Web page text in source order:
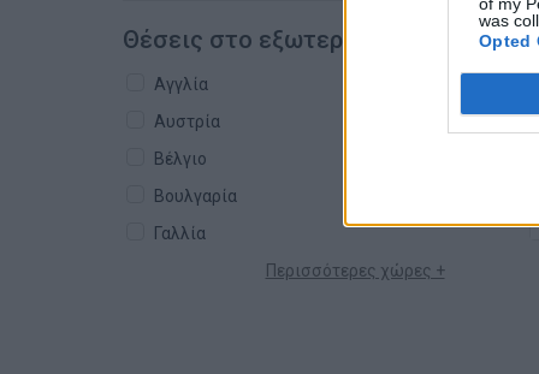
was
Opted
Θέσεις στο εξωτερικό
Αγγλία
Αυστρία
Βέλγιο
Βουλγαρία
Γαλλία
Περισσότερες χώρες +